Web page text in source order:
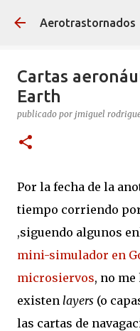
Ir al
Aerotrastornados
Cartas
Earth
publicado por jmiguel
Por la fecha de la
tiempo corriendo
,siguendo algunos
mini-simulador en
microsiervos, no me
existen layers (o
las cartas de